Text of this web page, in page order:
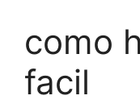
como
facil